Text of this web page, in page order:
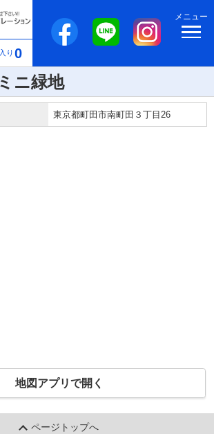
り 0
メニュー
ニ緑地
東京都町田市南町田３丁目26
地図アプリで開く
ページトップへ